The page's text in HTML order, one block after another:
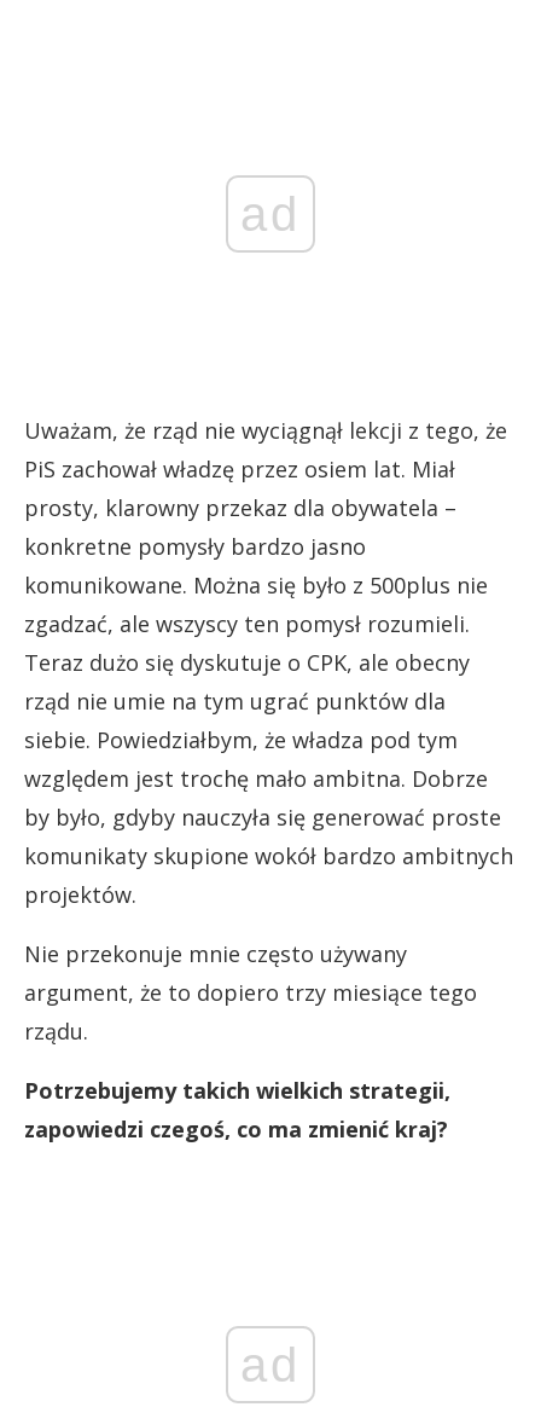
ad
Uważam, że rząd nie wyciągnął lekcji z tego, że
PiS zachował władzę przez osiem lat. Miał
prosty, klarowny przekaz dla obywatela –
konkretne pomysły bardzo jasno
komunikowane. Można się było z 500plus nie
zgadzać, ale wszyscy ten pomysł rozumieli.
Teraz dużo się dyskutuje o CPK, ale obecny
rząd nie umie na tym ugrać punktów dla
siebie. Powiedziałbym, że władza pod tym
względem jest trochę mało ambitna. Dobrze
by było, gdyby nauczyła się generować proste
komunikaty skupione wokół bardzo ambitnych
projektów.
Nie przekonuje mnie często używany
argument, że to dopiero trzy miesiące tego
rządu.
Potrzebujemy takich wielkich strategii,
zapowiedzi czegoś, co ma zmienić kraj?
ad